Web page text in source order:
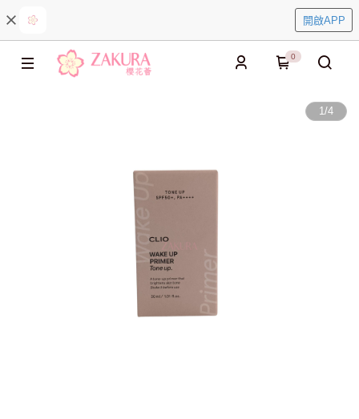
開啟APP
0
1/4